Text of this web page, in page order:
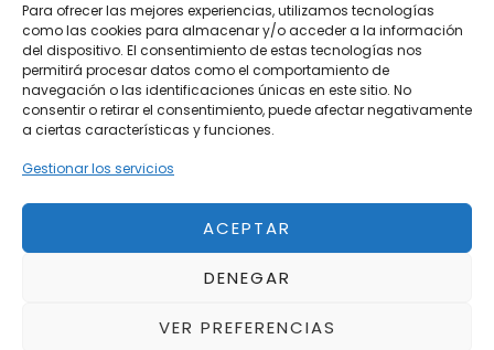
Para ofrecer las mejores experiencias, utilizamos tecnologías
como las cookies para almacenar y/o acceder a la información
del dispositivo. El consentimiento de estas tecnologías nos
permitirá procesar datos como el comportamiento de
navegación o las identificaciones únicas en este sitio. No
consentir o retirar el consentimiento, puede afectar negativamente
a ciertas características y funciones.
Gestionar los servicios
ACEPTAR
DENEGAR
VER PREFERENCIAS
Vehículos de Ocasión
Próximos
Eclipse by SELECTO
Del 12/08/2026 al 12/08/2026
Del 02/10/2026 al 05/10/2026
Del 02/10/2026 al 05/10/2026